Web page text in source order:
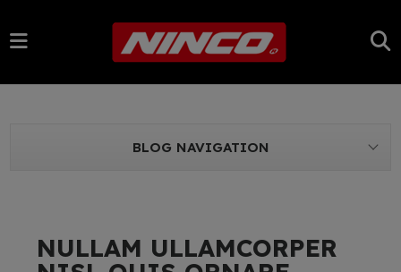
BLOG NAVIGATION
NULLAM ULLAMCORPER